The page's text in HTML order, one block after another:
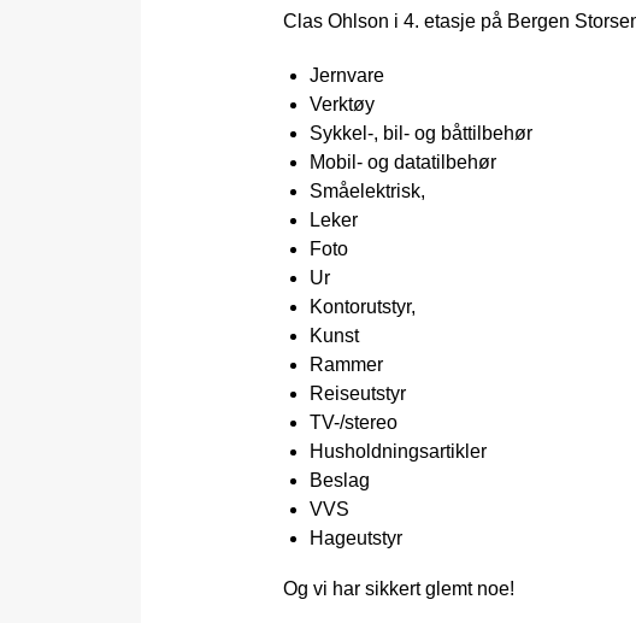
Clas Ohlson i 4. etasje på Bergen
Jernvare
Verktøy
Sykkel-, bil- og båttilbehør
Mobil- og datatilbehør
Småelektrisk,
Leker
Foto
Ur
Kontorutstyr,
Kunst
Rammer
Reiseutstyr
TV-/stereo
Husholdningsartikler
Beslag
VVS
Hageutstyr
Og vi har sikkert glemt noe!